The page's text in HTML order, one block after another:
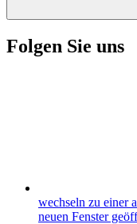
Folgen Sie uns
wechseln zu einer
neuen Fenster